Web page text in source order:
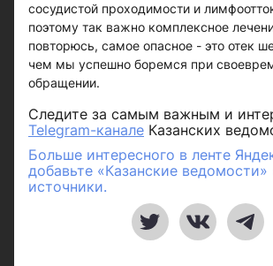
сосудистой проходимости и
поэтому так важно комплексное
повторюсь, самое опасное - это отек
чем мы успешно боремся при
обращении.
Следите за самым важным и
Telegram-канале Казанских
Больше интересного в ленте
добавьте «Казанские
источники.